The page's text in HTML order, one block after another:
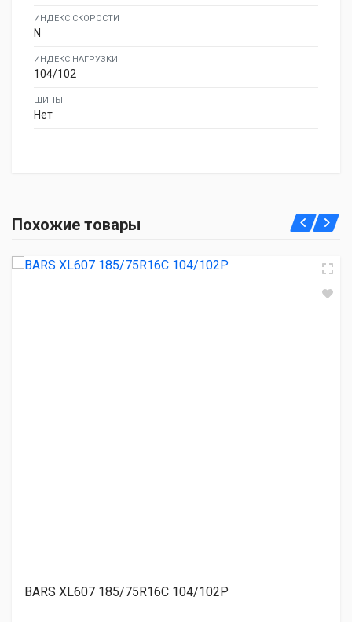
ИНДЕКС СКОРОСТИ
N
ИНДЕКС НАГРУЗКИ
104/102
ШИПЫ
Нет
Похожие товары
BARS XL607 185/75R16C 104/102P